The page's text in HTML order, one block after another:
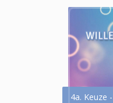
4a. Keuze